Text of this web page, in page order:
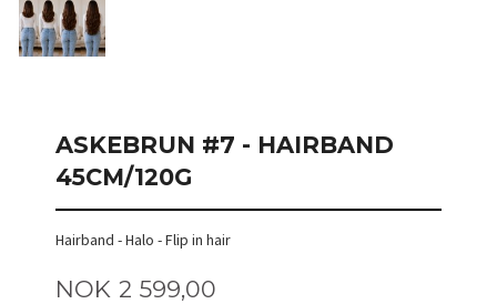
ASKEBRUN #7 - HAIRBAND
45CM/120G
Hairband - Halo - Flip in hair
Pris
NOK 2 599,00